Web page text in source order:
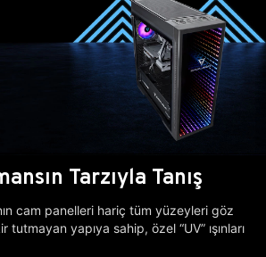
Tarzıyla Tanış
cam panelleri hariç tüm yüzeyleri göz
tutmayan yapıya sahip, özel “UV” ışınları